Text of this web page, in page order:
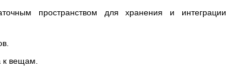
пространством для хранения и интеграции
к вещам.